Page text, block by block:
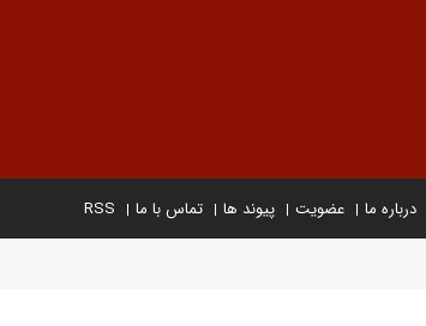
درباره ما عضویت پیوند ها تماس با ما RSS